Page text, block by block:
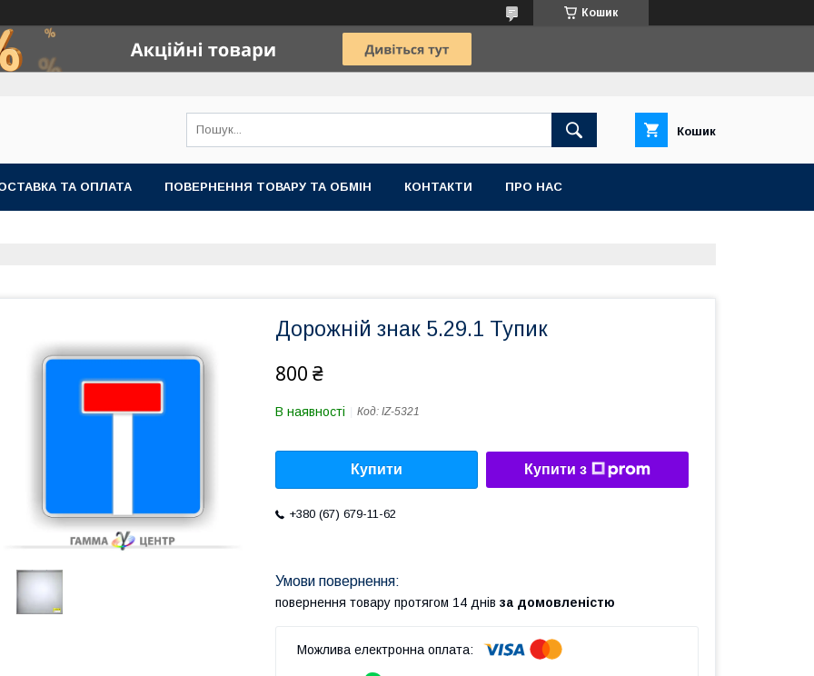
Кошик
Кошик
ТА ОПЛАТА ПОВЕРНЕННЯ ТОВАРУ ТА ОБМІН КОНТАКТИ ПРО НАС
Дорожній знак 5.29.1 Тупик
800 ₴
В наявності Код: IZ-5321
Купити Купити з
+380 (67) 679-11-62
повернення товару протягом 14 днів за домовленістю